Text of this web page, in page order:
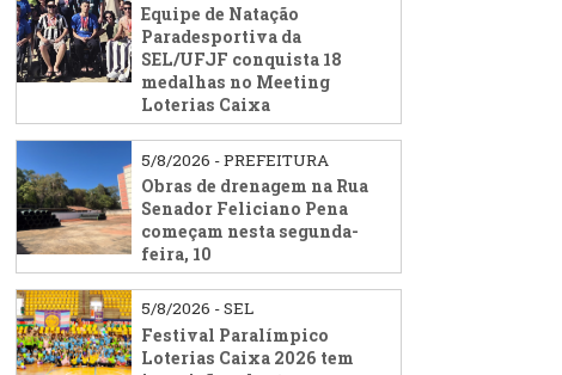
Equipe de Natação
Paradesportiva da
SEL/UFJF conquista 18
medalhas no Meeting
Loterias Caixa
5/8/2026 - PREFEITURA
Obras de drenagem na Rua
Senador Feliciano Pena
começam nesta segunda-
feira, 10
5/8/2026 - SEL
Festival Paralímpico
Loterias Caixa 2026 tem